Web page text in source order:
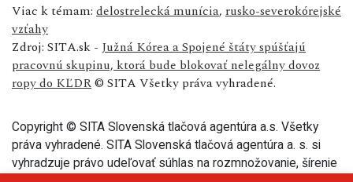
Viac k témam: delostrelecká munícia, rusko-severokórejské
vzťahy
Zdroj: SITA.sk - Južná Kórea a Spojené štáty spúšťajú
pracovnú skupinu, ktorá bude blokovať nelegálny dovoz
ropy do KĽDR© SITA Všetky práva vyhradené.
Copyright © SITA Slovenská tlačová agentúra a.s. Všetky
práva vyhradené. SITA Slovenská tlačová agentúra a. s. si
vyhradzuje právo udeľovať súhlas na rozmnožovanie, šírenie